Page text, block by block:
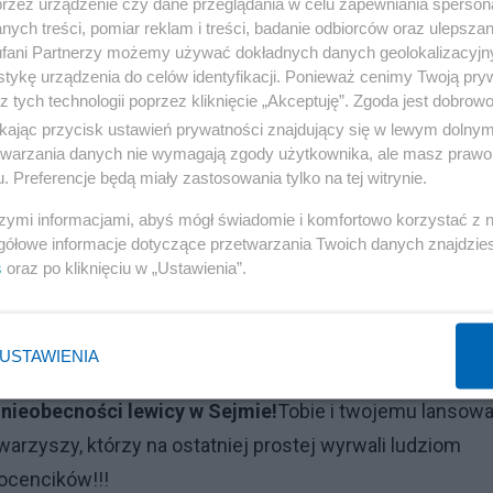
wyborczymi i jestem bardzo zadowolony z siebie :), bo
ZLewu (przewidywałem dla niej 8-12 procent).
Czarzastego, Iwińskiego, Zemkego, Wenderlicha,
czy Szczuce .
lewicy w Sejmie!Tobie i twojemu
którzy na ostatniej prostej wyrwali ludziom
treści, pomiar reklam i treści, badanie odbiorców oraz
Partnerzy możemy używać dokładnych danych
urządzenia do celów identyfikacji. Ponieważ cenimy Twoją
tych technologii poprzez kliknięcie „Akceptuję”. Zgoda jest
przycisk ustawień prywatności znajdujący się w lewym
danych nie wymagają zgody użytkownika, ale masz
Preferencje będą miały zastosowania tylko na tej witrynie.
informacjami, abyś mógł świadomie i komfortowo korzystać z
informacje dotyczące przetwarzania Twoich danych
oraz po kliknięciu w „Ustawienia”.
USTAWIENIA